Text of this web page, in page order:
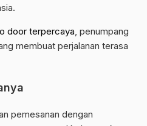
door terpercaya, penumpang
membuat perjalanan terasa
pemesanan dengan